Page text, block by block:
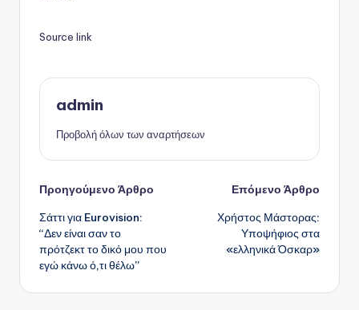
Source link
admin
Προβολή όλων των αναρτήσεων
Πλοήγηση
δημοσιεύσεων
Προηγούμενο Άρθρο
Σάττι για Eurovision:
“Δεν είναι σαν το
πρότζεκτ το δικό μου που
εγώ κάνω ό,τι θέλω”
Επόμενο Άρθρο
Χρήστος Μάστορας:
Υποψήφιος στα
«ελληνικά Όσκαρ»